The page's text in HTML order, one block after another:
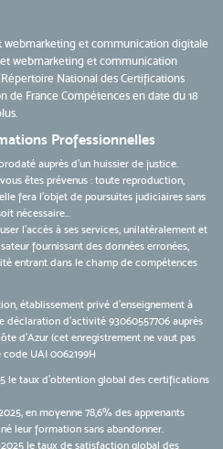
webmarketing et communication digitale
webmarketing et communication
National des Certifications
de France Compétences en date du 18
Professionnelles
auprès d'un huissier de justice.
êtes prévenus : toute reproduction,
fera l'objet de poursuites judiciaires sans
nécessaire...
l'accès à ses services, unilatéralement et
fournissant des données erronées,
entrant dans le champ de compétences
établissement privé d’enseignement à
déclaration d’activité 93060557706 auprès
d’Azur (cet enregistrement ne vaut pas
UAI 0062199H
le taux d'obtention global des certifications
en moyenne 78,6% des apprenants
leur formation sans abandonner.
le taux de satisfaction global des